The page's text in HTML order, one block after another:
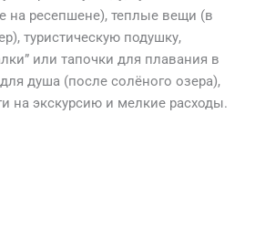
на ресепшене), теплые вещи (в
туристическую подушку,
или тапочки для плавания в
душа (после солёного озера),
на экскурсию и мелкие расходы.